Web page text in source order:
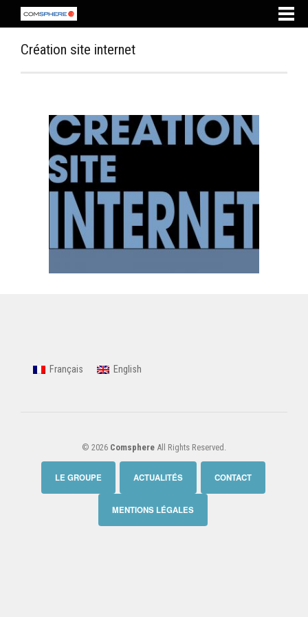
Création site internet
Français English
© 2026 Comsphere All Rights Reserved.
LE GROUPE ACTUALITÉS CONTACT
MENTIONS LÉGALES